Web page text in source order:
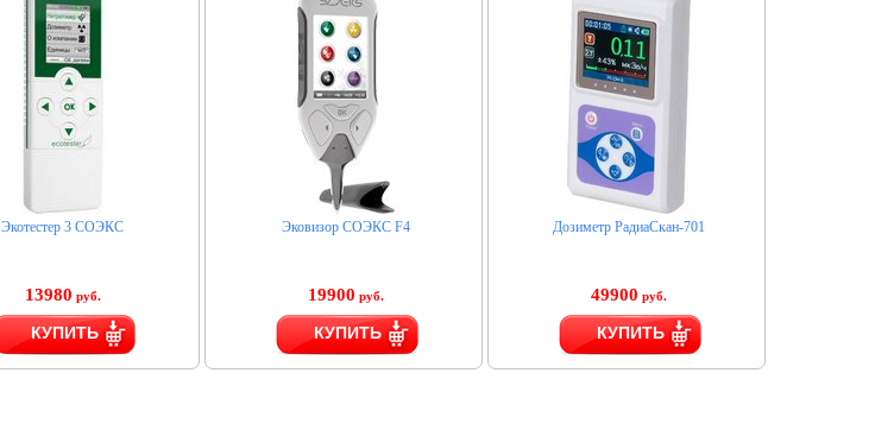
Экотестер 3 СОЭКС
13980 руб.
КУПИТЬ
Эковизор СОЭКС F4
19900 руб.
КУПИТЬ
Дозиметр РадиаСкан-701
49900 руб.
КУПИТЬ